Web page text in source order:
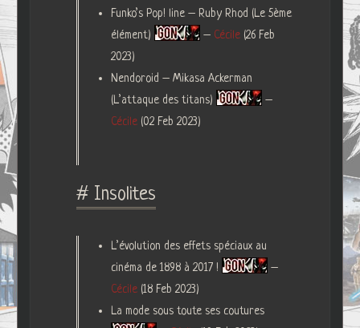
Funko’s Pop! line – Ruby Rhod (Le 5ème
élément)
– Cécile(26 Feb
2023)
Nendoroid – Mikasa Ackerman
(L’attaque des titans)
–
Cécile(02 Feb 2023)
# Insolites
L’évolution des effets spéciaux au
cinéma de 1898 à 2017 !
–
Cécile(18 Feb 2023)
La mode sous toute ses coutures